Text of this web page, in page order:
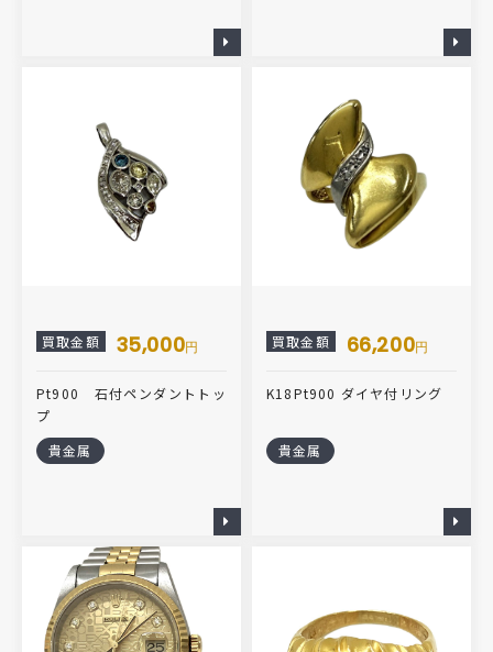
買取金額 35,000円
Pt900 石付ペンダントトッ
プ
貴金属
買取金額 66,200円
K18Pt900 ダイヤ付リング
貴金属